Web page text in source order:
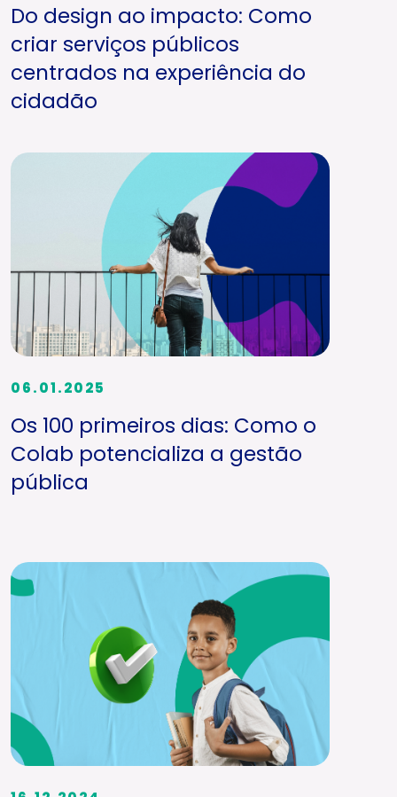
Do design ao impacto: Como
criar serviços públicos
centrados na experiência do
cidadão
06.01.2025
Os 100 primeiros dias: Como o
Colab potencializa a gestão
pública